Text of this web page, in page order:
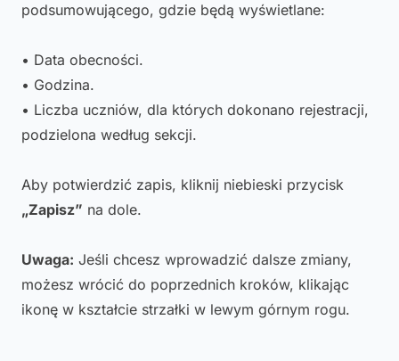
podsumowującego, gdzie będą wyświetlane:
• Data obecności.
• Godzina.
• Liczba uczniów, dla których dokonano rejestracji,
podzielona według sekcji.
Aby potwierdzić zapis, kliknij niebieski przycisk
„Zapisz” na dole.
Uwaga: Jeśli chcesz wprowadzić dalsze zmiany,
możesz wrócić do poprzednich kroków, klikając
ikonę w kształcie strzałki w lewym górnym rogu.